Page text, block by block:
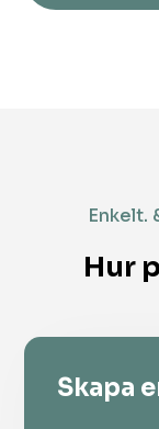
Enkelt.
Hur
Skapa